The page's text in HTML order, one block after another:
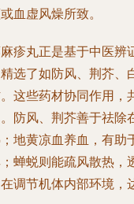
血虚风燥所致。
疹丸正是基于中医辨
选了如防风、荆芥、
这些药材协同作用，
防风、荆芥善于祛除
地黄凉血养血，有助
蝉蜕则能疏风散热，
调节机体内部环境，